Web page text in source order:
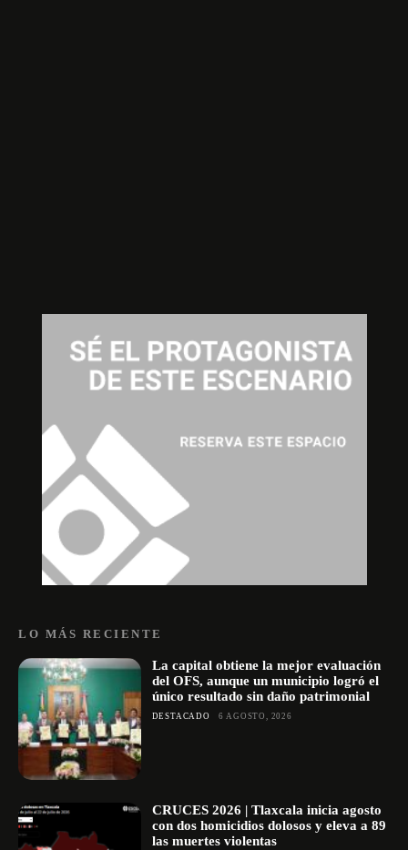
LO MÁS RECIENTE
La capital obtiene la mejor evaluación
del OFS, aunque un municipio logró el
único resultado sin daño patrimonial
DESTACADO 6 AGOSTO, 2026
CRUCES 2026 | Tlaxcala inicia agosto
con dos homicidios dolosos y eleva a 89
las muertes violentas